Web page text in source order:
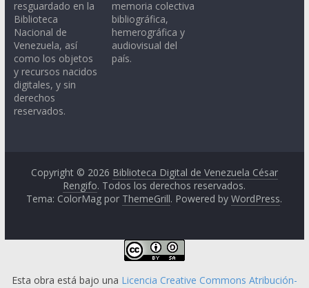
resguardado en la
Biblioteca
Nacional de
Venezuela, así
como los objetos
y recursos nacidos
digitales, y sin
derechos
reservados.
memoria colectiva
bibliográfica,
hemerográfica y
audiovisual del
país.
Copyright © 2026 Biblioteca Digital de Venezuela César
Rengifo. Todos los derechos reservados.
Tema: ColorMag por ThemeGrill. Powered byWordPress.
Esta obra está bajo una Licencia Creative Commons Atribución-